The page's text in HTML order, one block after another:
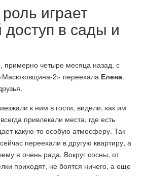
играет
в сады и
примерно четыре месяца назад, с
2» переехала Елена.
к ним в гости, видели, как им
привлекали места, где есть
какую-то особую атмосферу. Так
переехали в другую квартиру, а
я очень рада. Вокруг сосны, от
приходят, не боятся ничего, а еще